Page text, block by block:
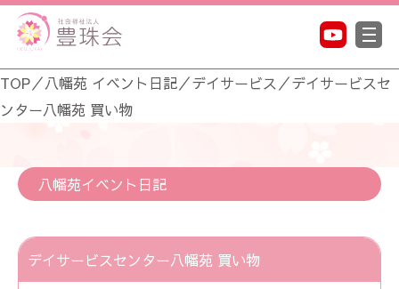
TOP／八幡苑 イベント日記／デイサービス ／デイサービスセ
ンター八幡苑 買い物
八幡苑イベント日記
デイサービスセンター八幡苑 買い物